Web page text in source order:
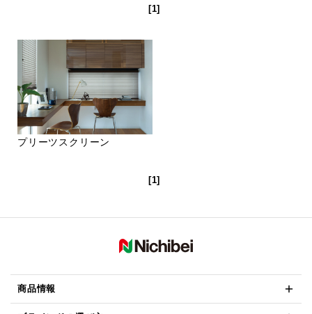
[1]
プリーツスクリーン
[1]
商品情報